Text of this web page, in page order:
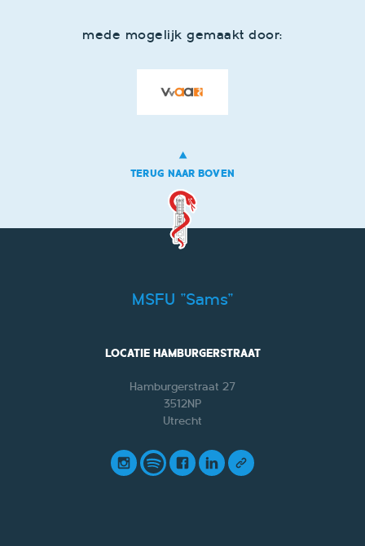
mede mogelijk gemaakt door:
TERUG NAAR BOVEN
MSFU "Sams"
LOCATIE HAMBURGERSTRAAT
Hamburgerstraat 27
3512NP
Utrecht